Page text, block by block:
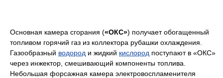
Основная камера сгорания («ОКС») получает обогащенный
топливом горячий газ из коллектора рубашки охлаждения.
Газообразный водород и жидкий кислород поступают в «ОКС»
через инжектор, смешивающий компоненты топлива.
Небольшая форсажная камера электровоспламенителя